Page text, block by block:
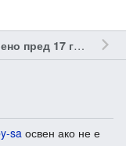
17 години од
sa освен ако не е